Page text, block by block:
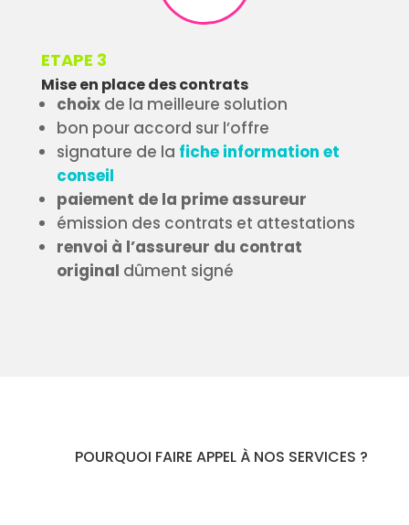
ETAPE 3
Mise en place des contrats
choixde la meilleure solution
bon pour accord sur l’offre
signature de la fiche information et
conseil
paiement de la prime assureur
émission des contrats et attestations
renvoi à l’assureur du contrat
original dûment signé
POURQUOI FAIRE APPEL À NOS SERVICES ?